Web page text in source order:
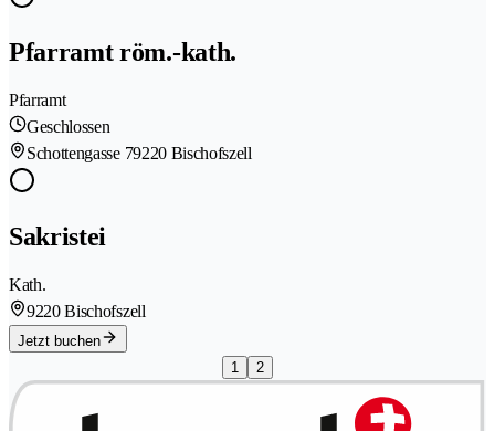
Pfarramt röm.-kath.
Pfarramt
Geschlossen
Schottengasse 79220 Bischofszell
Sakristei
Kath.
9220 Bischofszell
Jetzt buchen
1
2